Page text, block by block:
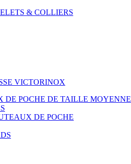
& COLLIERS
VICTORINOX
DE POCHE DE TAILLE MOYENNE
DE POCHE